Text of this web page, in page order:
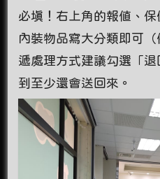
必填！右上角的報值、保
內裝物品寫大分類即可
遞處理方式建議勾選「
到至少還會送回來。